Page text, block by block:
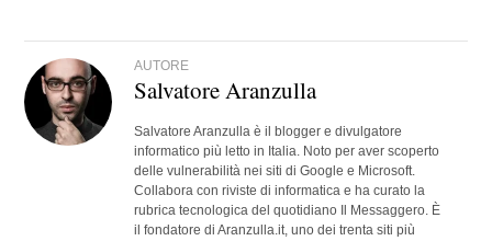
AUTORE
Salvatore Aranzulla
Salvatore Aranzulla è il blogger e divulgatore
informatico più letto in Italia. Noto per aver scoperto
delle vulnerabilità nei siti di Google e Microsoft.
Collabora con riviste di informatica e ha curato la
rubrica tecnologica del quotidiano Il Messaggero. È
il fondatore di Aranzulla.it, uno dei trenta siti più